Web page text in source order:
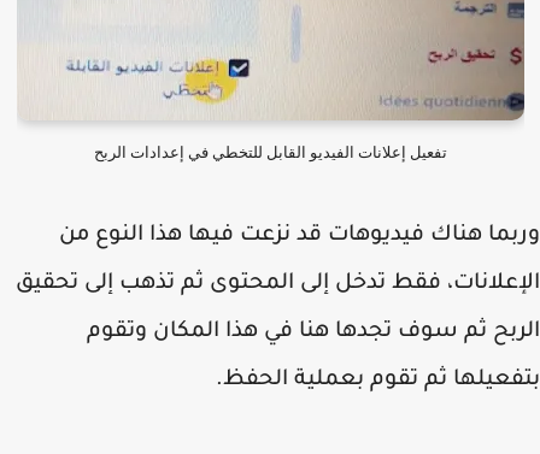
تفعيل إعلانات الفيديو القابل للتخطي في إعدادات الربح
هناك فيديوهات قد نزعت فيها هذا النوع من
فقط تدخل إلى المحتوى ثم تذهب إلى تحقيق
ثم سوف تجدها هنا في هذا المكان وتقوم
ثم تقوم بعملية الحفظ.